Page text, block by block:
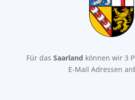
Für das Saarland können wir 3
E-Mail Adressen